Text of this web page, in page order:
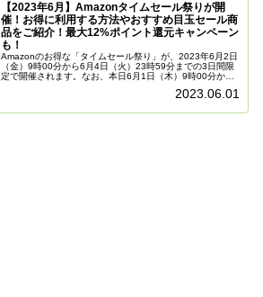
【2023年6月】Amazonタイムセール祭りが開
催！お得に利用する方法やおすすめ目玉セール商
品をご紹介！最大12%ポイント還元キャンペーン
も！
Amazonのお得な「タイムセール祭り」が、2023年6月2日
（金）9時00分から6月4日（火）23時59分までの3日間限
定で開催されます。なお、本日6月1日（木）9時00分から
2023.06.01